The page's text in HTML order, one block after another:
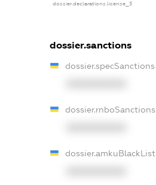
dossier.declarations.license_3
dossier.sanctions
dossier.specSanctions
dossier.rnboSanctions
dossier.amkuBlackList